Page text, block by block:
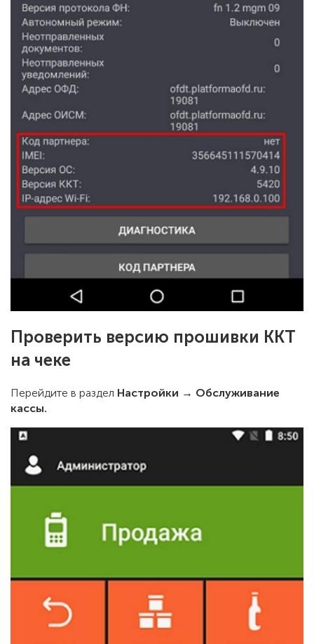
Проверить версию прошивки ККТ
на чеке
Перейдите в раздел Настройки → Обслуживание
кассы.